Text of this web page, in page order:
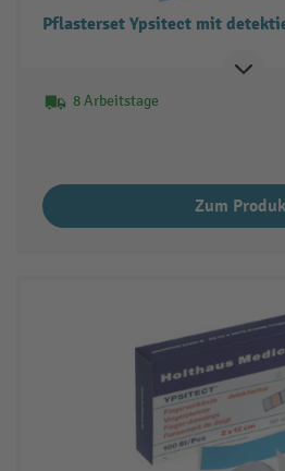
Pflasterset Ypsitect mit
8 Arbeitstage
Zum